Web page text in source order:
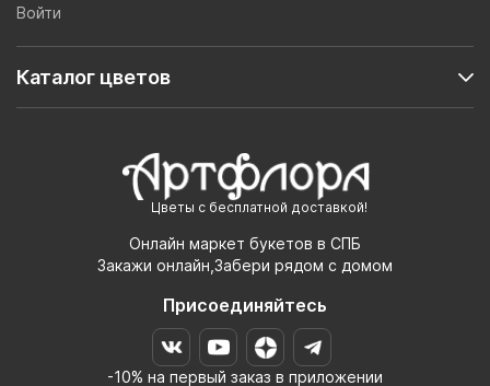
Цветы с бесплатной доставкой!
Онлайн маркет букетов в СПБ
Закажи онлайн,Забери рядом с домом
Присоединяйтесь
-10% на первый заказ в приложении
Войти
Каталог цветов